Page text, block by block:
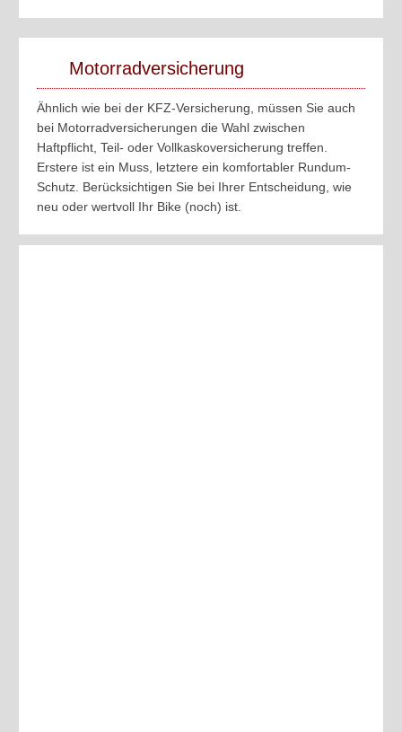
Motorradversicherung
Ähnlich wie bei der KFZ-Versicherung, müssen Sie auch
bei Motorradversicherungen die Wahl zwischen
Haftpflicht, Teil- oder Vollkaskoversicherung treffen.
Erstere ist ein Muss, letztere ein komfortabler Rundum-
Schutz. Berücksichtigen Sie bei Ihrer Entscheidung, wie
neu oder wertvoll Ihr Bike (noch) ist.